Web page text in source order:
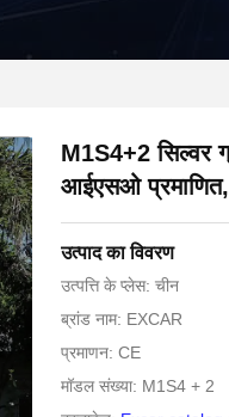
M1S4+2 सिल्वर
आईएसओ
उत्पाद का विवरण
उत्पत्ति के प्लेस: चीन
ब्रांड नाम: EXCAR
प्रमाणन: CE
मॉडल संख्या: M1S4 + 2